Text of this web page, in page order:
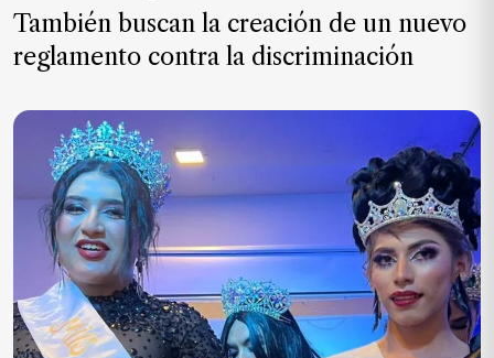
Suscríbete ahora
Jalisco
Nacional
Internacional
Opinión
Deportes
Cultura
También buscan la creación de un nuevo
reglamento contra la discriminación